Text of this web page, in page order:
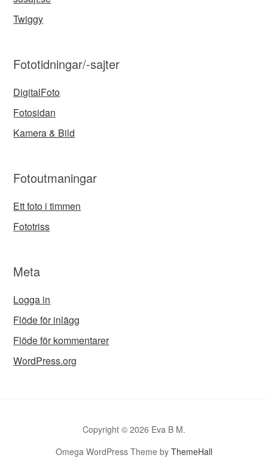
Twiggy
Fototidningar/-sajter
DigitalFoto
Fotosidan
Kamera & Bild
Fotoutmaningar
Ett foto i timmen
Fototriss
Meta
Logga in
Flöde för inlägg
Flöde för kommentarer
WordPress.org
Copyright © 2026 Eva B M.
Omega WordPress Theme by ThemeHall